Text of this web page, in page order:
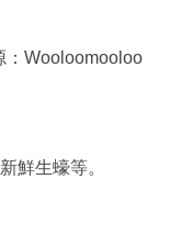
：Wooloomooloo
鮮生蠔等。